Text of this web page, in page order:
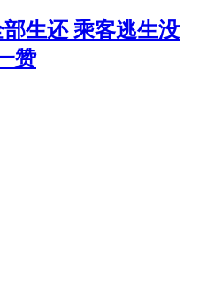
部生还 乘客逃生没
赞